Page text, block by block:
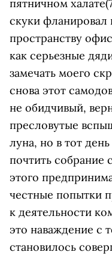
пятничном
скуки
пространству
как серьезные
замечать моего
снова этот
не обидчивый,
пресловутые
луна, но в тот
почтить собрание
этого
честные попытки
к деятельности
это наваждение с
становилось